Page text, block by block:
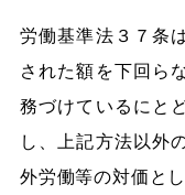
労働基準法３７条
された額を下回ら
務づけているにと
し、上記方法以外
外労働等の対価と